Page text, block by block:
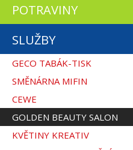
POTRAVINY
SLUŽBY
GECO TABÁK-TISK
SMĚNÁRNA MIFIN
CEWE
GOLDEN BEAUTY SALON
KVĚTINY KREATIV